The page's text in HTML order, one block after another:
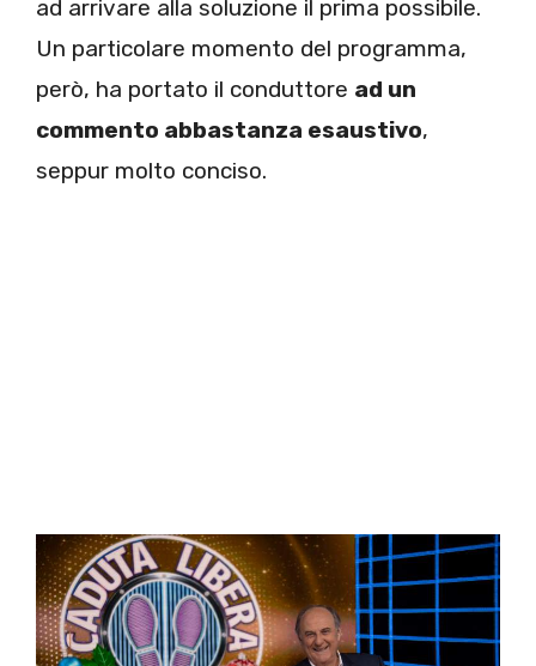
ad arrivare alla soluzione il prima possibile.
Un particolare momento del programma,
però, ha portato il conduttore ad un
commento abbastanza esaustivo,
seppur molto conciso.